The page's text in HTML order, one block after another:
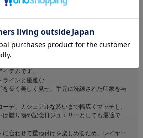
、シンプルながらも躍動感あふれるウェーブラ
テムです。
ラインと優雅な
を長く美しく見せ、手元に洗練された印象を与
デ、カジュアルな装いまで幅広くマッチし、
は贈り物や記念日ジュエリーとしても最適で
に合わせて重ね付けを楽しめるため、レイヤー